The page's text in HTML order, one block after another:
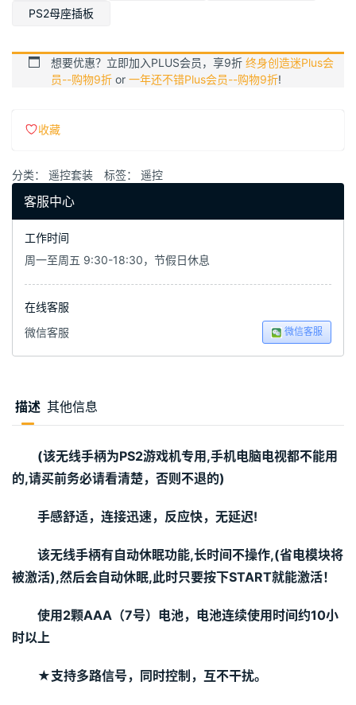
至
PS2母座插板
想要优惠？立即加入PLUS会员，享9折 终身创造迷Plus会
员--购物9折 or 一年还不错Plus会员--购物9折!
收藏
分类： 遥控套装 标签： 遥控
客服中心
工作时间
周一至周五 9:30-18:30，节假日休息
在线客服
微信客服
微信客服
描述 其他信息
(该无线手柄为PS2游戏机专用,手机电脑电视都不能用
的,请买前务必请看清楚，否则不退的)
手感舒适，连接迅速，反应快，无延迟!
该无线手柄有自动休眠功能,长时间不操作,(省电模块将
被激活),然后会自动休眠,此时只要按下START就能激活！
使用2颗AAA（7号）电池，电池连续使用时间约10小
时以上
★支持多路信号，同时控制，互不干扰。